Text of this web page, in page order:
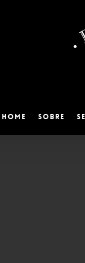
Home Sobre